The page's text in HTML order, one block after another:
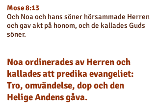
Mose 8:13
Och Noa och hans söner hörsammade Herren
och gav akt på honom, och de kallades Guds
söner.
Noa ordinerades av Herren och
kallades att predika evangeliet:
Tro, omvändelse, dop och den
Helige Andens gåva.